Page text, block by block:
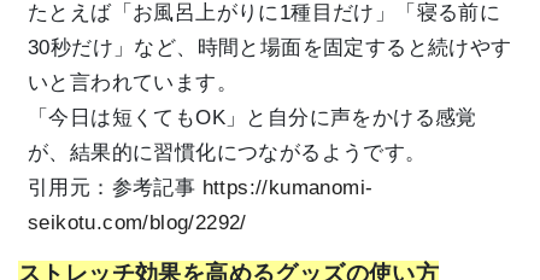
たとえば「お風呂上がりに1種目だけ」「寝る前に
30秒だけ」など、時間と場面を固定すると続けやす
いと言われています。
「今日は短くてもOK」と自分に声をかける感覚
が、結果的に習慣化につながるようです。
引用元：参考記事 https://kumanomi-
seikotu.com/blog/2292/
ストレッチ効果を高めるグッズの使い方